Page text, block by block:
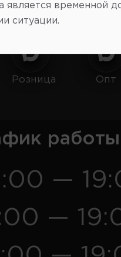
сети:
Розница Опт
—
—
является временной
ситуации.